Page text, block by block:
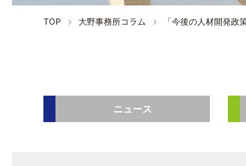
TOP 大野事務所コラム 「今後の人材開発
ニュース